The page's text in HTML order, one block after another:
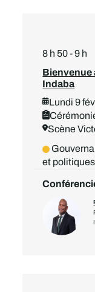
8 h 50 - 9 h
Indaba
Lundi 9
Scène
et politiques